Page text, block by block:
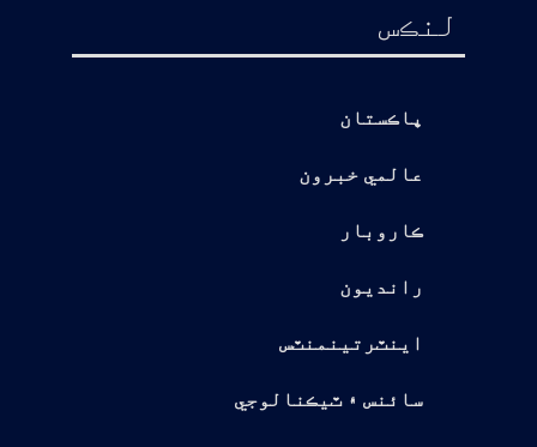
لنڪس
پاڪستان
عالمي خبرون
ڪاروبار
رانديون
اينٽرتينمنٽس
سائنس ۽ ٽيڪنالوجي